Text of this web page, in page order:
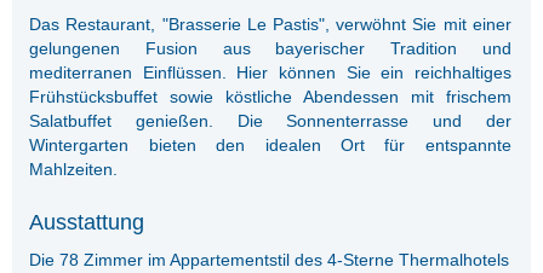
Das Restaurant, "Brasserie Le Pastis", verwöhnt Sie mit einer
gelungenen Fusion aus bayerischer Tradition und
mediterranen Einflüssen. Hier können Sie ein reichhaltiges
Frühstücksbuffet sowie köstliche Abendessen mit frischem
Salatbuffet genießen. Die Sonnenterrasse und der
Wintergarten bieten den idealen Ort für entspannte
Mahlzeiten.
Ausstattung
Die 78 Zimmer im Appartementstil des 4-Sterne Thermalhotels